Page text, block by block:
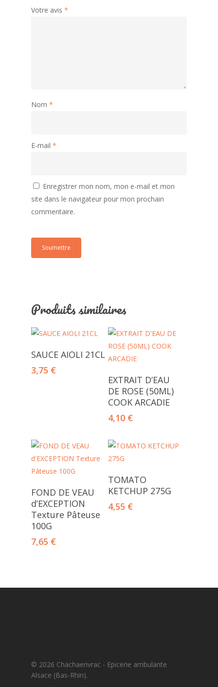
Votre avis *
Nom *
E-mail *
Enregistrer mon nom, mon e-mail et mon
site dans le navigateur pour mon prochain
commentaire.
Produits similaires
Lire La Suite
SAUCE AIOLI 21CL
3,75 € Ajouter Au Panier
EXTRAIT D’EAU
DE ROSE (50ML)
COOK ARCADIE
4,10 €
Ajouter Au Panier
FOND DE VEAU
d’EXCEPTION
Texture Pâteuse
100G
7,65 €
Ajouter Au Panier
TOMATO
KETCHUP 275G
4,55 €
© 2026 Chachaenvrac - Epicerie ambulante
Alsace (Bas-Rhin).